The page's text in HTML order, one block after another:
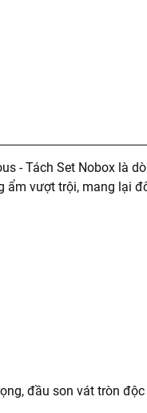
- Tách Set Nobox là
vượt trội, mang lại
đầu son vát tròn